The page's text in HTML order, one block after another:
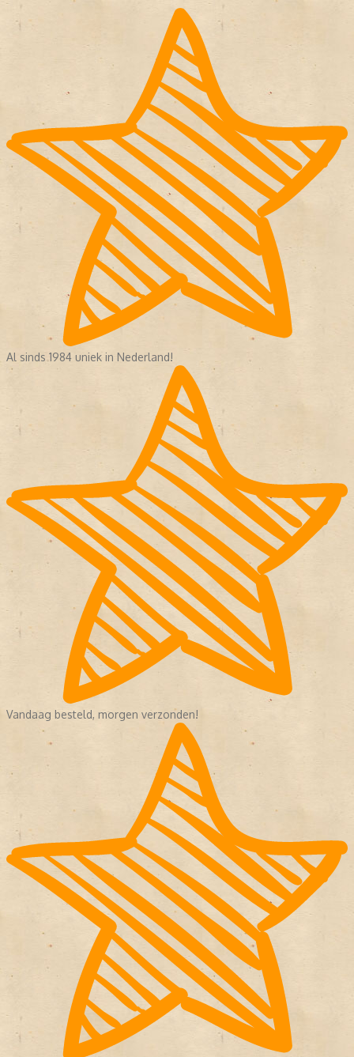
Al sinds 1984 uniek in Nederland!
Vandaag besteld, morgen verzonden!